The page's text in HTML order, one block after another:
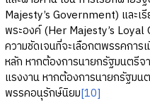
Majesty’s Government) และ
พระองค์ (Her Majesty’s
ความชัดเจนที่จะเลือกตพรรคการ
หลัก หากต้องการนายกรัฐมนตรี
แรงงาน หากต้องการนายกรัฐม
พรรคอนุรักษ์นิยม[10]